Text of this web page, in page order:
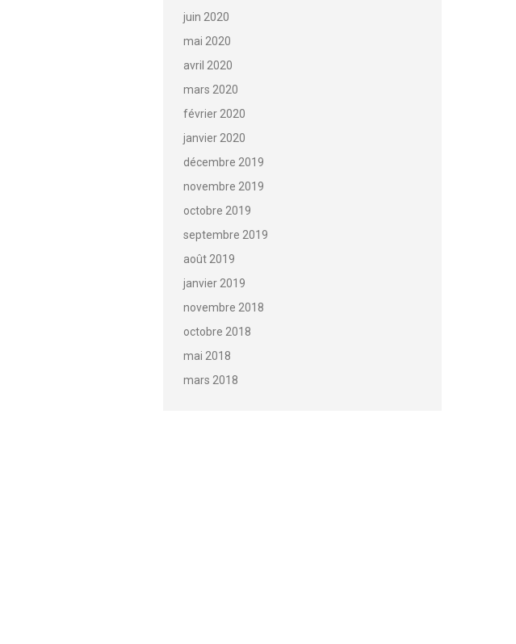
juin 2020
mai 2020
avril 2020
mars 2020
février 2020
janvier 2020
décembre 2019
novembre 2019
octobre 2019
septembre 2019
août 2019
janvier 2019
novembre 2018
octobre 2018
mai 2018
mars 2018